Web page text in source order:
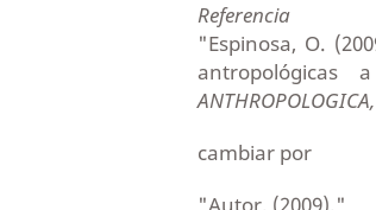
Referencia
"Espinosa, O.
antropológicas
ANTHROPOLOGICA,
cambiar por